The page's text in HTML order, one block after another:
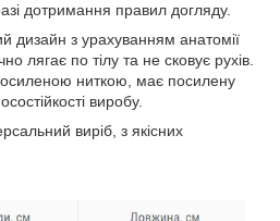
дотримання правил догляду.
дизайн з урахуванням анатомії
лягає по тілу та не сковує рухів.
ниткою, має посилену
виробу.
виріб, з якісних